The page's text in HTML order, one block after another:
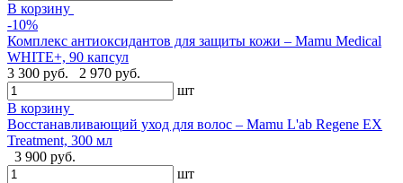
В корзину
-10%
Комплекс антиоксидантов для защиты кожи – Mamu Medical
WHITE+, 90 капсул
3 300 руб.
2 970 руб.
шт
В корзину
Восстанавливающий уход для волос – Mamu L'ab Regene EX
Treatment, 300 мл
3 900 руб.
шт